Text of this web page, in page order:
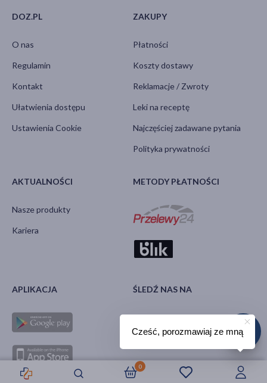
0
DOZ.PL
O nas
Regulamin
Kontakt
Ułatwienia dostępu
Ustawienia Cookie
ZAKUPY
Płatności
Koszty dostawy
Reklamacje / Zwroty
Leki na receptę
Najczęściej zadawane pytania
Polityka prywatności
AKTUALNOŚCI
Nasze produkty
Kariera
METODY PŁATNOŚCI
APLIKACJA ŚLEDŹ NAS NA
Cześć, porozmawiaj ze mną